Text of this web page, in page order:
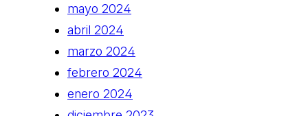
mayo 2024
abril 2024
marzo 2024
febrero 2024
enero 2024